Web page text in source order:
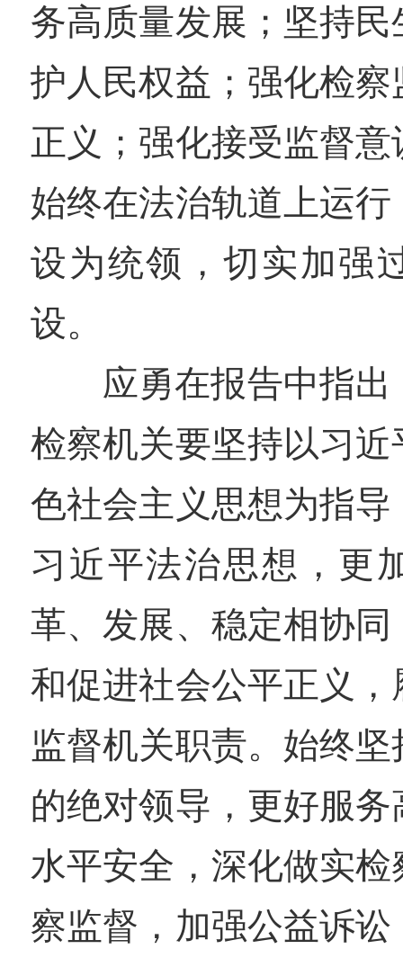
务高质量发展；坚持
护人民权益；强化检
正义；强化接受监督
始终在法治轨道上运
设为统领，切实加强
设。
应勇在报告中指出
检察机关要坚持以习
色社会主义思想为指
习近平法治思想，更
革、发展、稳定相协
和促进社会公平正义
监督机关职责。始终
的绝对领导，更好服
水平安全，深化做实
察监督，加强公益诉